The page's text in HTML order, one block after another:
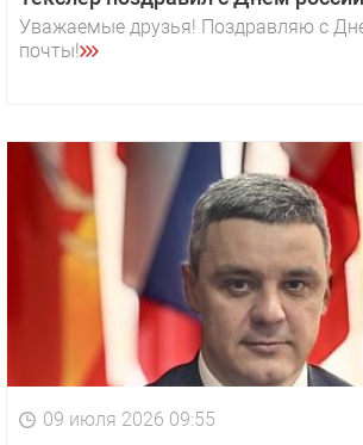
Уважаемые друзья! Поздравляю с
почты!
09 июля 2026 09:55